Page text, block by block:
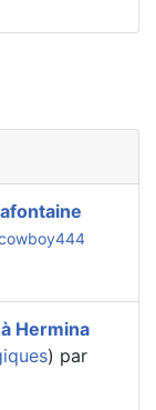
Hermina
) par